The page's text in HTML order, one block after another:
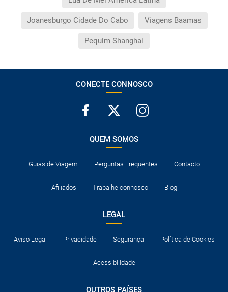
Joanesburgo Cidade Do Cabo Viagens Baamas
Pequim Shanghai
CONECTE CONNOSCO
QUEM SOMOS
Guias de Viagem Perguntas Frequentes Contacto
Afiliados Trabalhe connosco Blog
LEGAL
Aviso Legal Privacidade Segurança Política de Cookies
Acessibilidade